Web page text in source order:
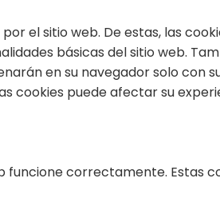
el sitio web. De estas, las
básicas del sitio web.
en su navegador solo con
cookies puede afectar su
correctamente. Estas